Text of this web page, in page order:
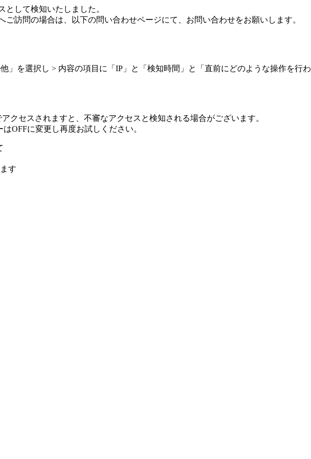
として検知いたしました。
訪問の場合は、以下の問い合わせページにて、お問い合わせをお願いします。
」を選択し > 内容の項目に「IP」と「検知時間」と「直前にどのような操作を行わ
クセスされますと、不審なアクセスと検知される場合がございます。
OFFに変更し再度お試しください。
す